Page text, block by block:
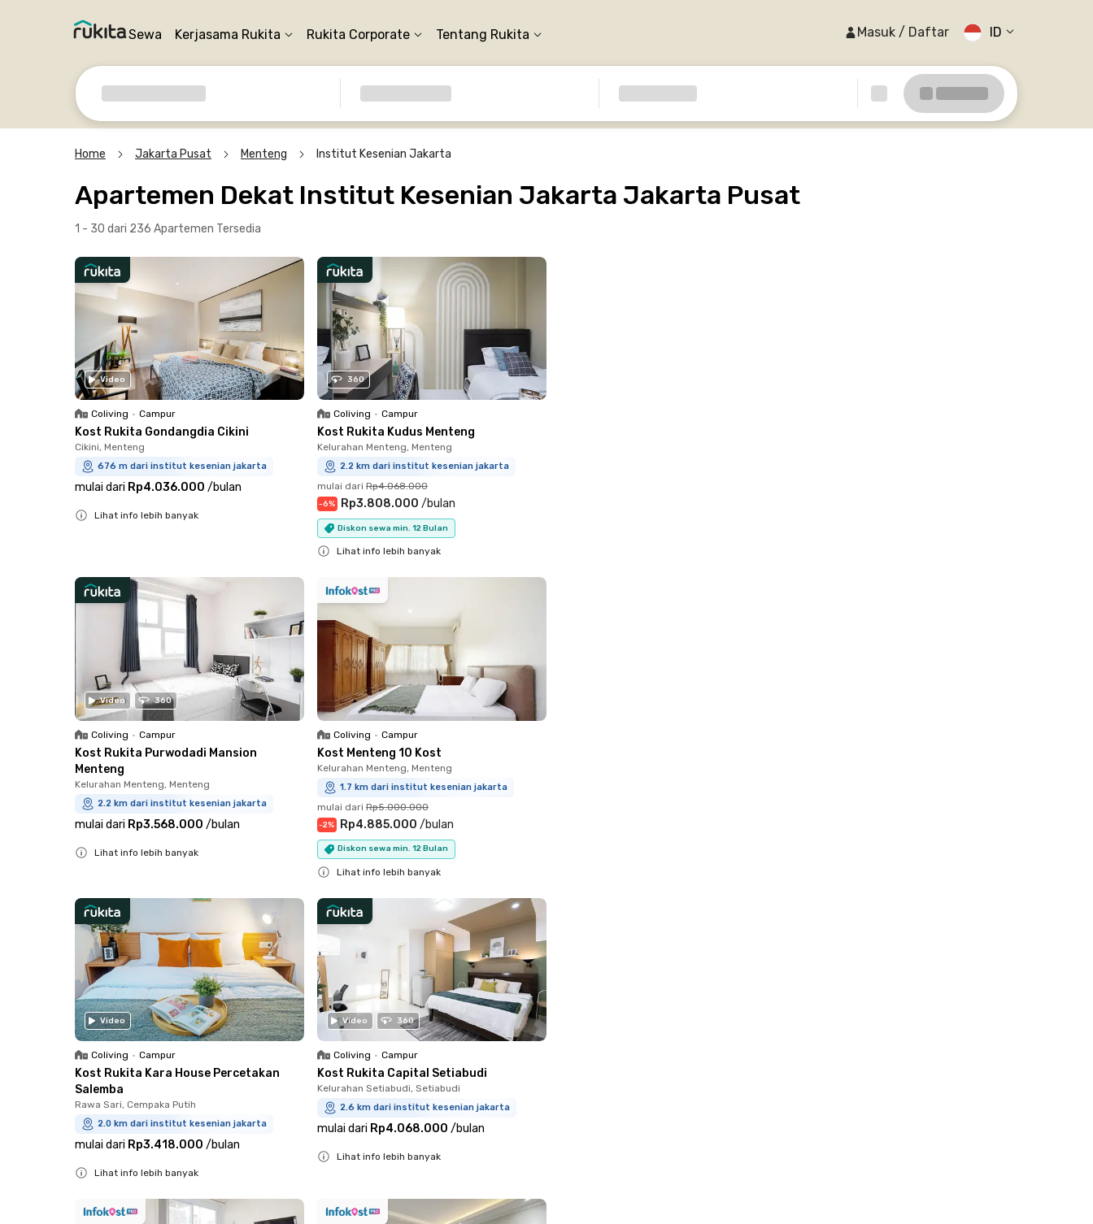
Sewa Kerjasama Rukita Rukita Corporate Tentang Rukita Masuk / Daftar ID
Home Jakarta Pusat Menteng Institut Kesenian Jakarta
Apartemen Dekat Institut Kesenian Jakarta Jakarta Pusat
1 - 30 dari 236 Apartemen Tersedia
Video
Coliving • Campur
Kost Rukita Gondangdia Cikini
Cikini, Menteng
676 m dari institut kesenian jakarta
mulai dari Rp4.036.000 /bulan
Lihat info lebih banyak
360
Coliving • Campur
Kost Rukita Kudus Menteng
Kelurahan Menteng, Menteng
2.2 km dari institut kesenian jakarta
mulai dari Rp4.068.000
-6% Rp3.808.000 /bulan
Diskon sewa min. 12 Bulan
Lihat info lebih banyak
Video 360
Coliving • Campur
Kost Rukita Purwodadi Mansion
Menteng
Kelurahan Menteng, Menteng
2.2 km dari institut kesenian jakarta
mulai dari Rp3.568.000 /bulan
Lihat info lebih banyak
Coliving • Campur
Kost Menteng 10 Kost
Kelurahan Menteng, Menteng
1.7 km dari institut kesenian jakarta
mulai dari Rp5.000.000
-2% Rp4.885.000 /bulan
Diskon sewa min. 12 Bulan
Lihat info lebih banyak
Video
Coliving • Campur
Kost Rukita Kara House Percetakan
Salemba
Rawa Sari, Cempaka Putih
2.0 km dari institut kesenian jakarta
mulai dari Rp3.418.000 /bulan
Lihat info lebih banyak
Video 360
Coliving • Campur
Kost Rukita Capital Setiabudi
Kelurahan Setiabudi, Setiabudi
2.6 km dari institut kesenian jakarta
mulai dari Rp4.068.000 /bulan
Lihat info lebih banyak